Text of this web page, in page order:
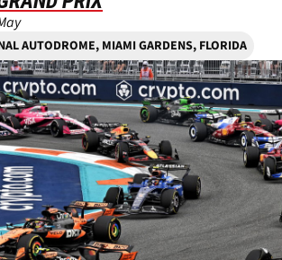
AUTODROME, MIAMI GARDENS, FLORIDA